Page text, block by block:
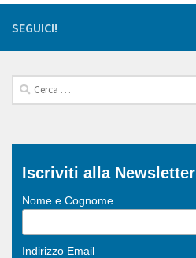
SEGUICI!
Ricerca
per:
Iscriviti alla Newsletter
Nome e Cognome
Indirizzo Email